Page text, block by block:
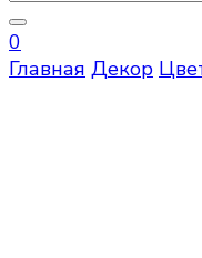
что-
то?
0
Главная Декор